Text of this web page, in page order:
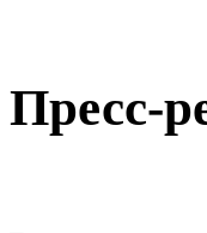
Пресс-